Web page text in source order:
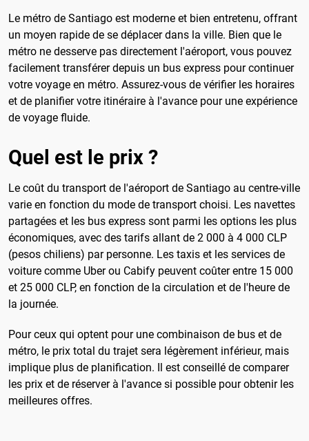
Le métro de Santiago est moderne et bien entretenu, offrant
un moyen rapide de se déplacer dans la ville. Bien que le
métro ne desserve pas directement l'aéroport, vous pouvez
facilement transférer depuis un bus express pour continuer
votre voyage en métro. Assurez-vous de vérifier les horaires
et de planifier votre itinéraire à l'avance pour une expérience
de voyage fluide.
Quel est le prix ?
Le coût du transport de l'aéroport de Santiago au centre-ville
varie en fonction du mode de transport choisi. Les navettes
partagées et les bus express sont parmi les options les plus
économiques, avec des tarifs allant de 2 000 à 4 000 CLP
(pesos chiliens) par personne. Les taxis et les services de
voiture comme Uber ou Cabify peuvent coûter entre 15 000
et 25 000 CLP, en fonction de la circulation et de l'heure de
la journée.
Pour ceux qui optent pour une combinaison de bus et de
métro, le prix total du trajet sera légèrement inférieur, mais
implique plus de planification. Il est conseillé de comparer
les prix et de réserver à l'avance si possible pour obtenir les
meilleures offres.